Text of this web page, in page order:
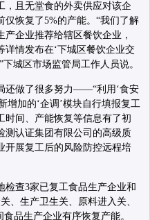
，且无堂食的外卖供应对该企
恢复了5%的产能。“我们了解
企业推荐给辖区餐饮企业，
情发布在‘下城区餐饮企业交
城区市场监管局工作人员说。
还做了很多努力——“利用‘食安
增加的‘企调’模块自行填报复工
时间、产能恢复等信息有了初
测认证集团有限公司的高级质
开展复工后的风险防控远程培
查3家已复工食品生产企业和
、生产卫生关、原料进入关、
品生产企业有序恢复产能。